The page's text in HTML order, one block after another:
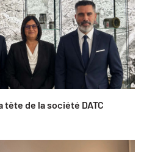
tête de la société DATC